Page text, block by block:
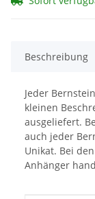
Beschreibung
Jeder
kleinen
ausgeliefert.
auch jeder
Unikat. Bei
Anhänger